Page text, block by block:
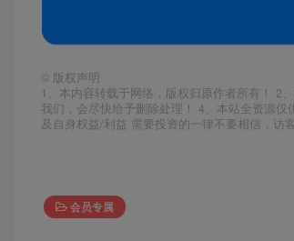
© 版权声明
1、本内容转载于网络，版权归原作者所有！ 2
我们，会尽快给予删除处理！ 4、本站全资源
及自身权益/利益 需要投资的一律不要相信，访
会员专属